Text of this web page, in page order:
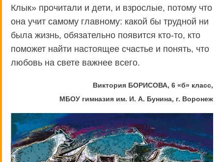
Клык» прочитали и дети, и взрослые, потому что
она учит самому главному: какой бы трудной ни
была жизнь, обязательно появится кто-то, кто
поможет найти настоящее счастье и понять, что
любовь на свете важнее всего.
Виктория БОРИСОВА, 6 «б» класс,
МБОУ гимназия им. И. А. Бунина, г. Воронеж